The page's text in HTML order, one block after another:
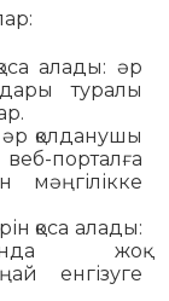
алады: әр
туралы
қолданушы
порталға
мәңгілікке
қоса алады:
жоқ
енгізуге